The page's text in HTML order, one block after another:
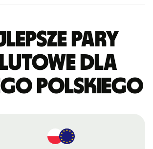
pary
dla
polskiego